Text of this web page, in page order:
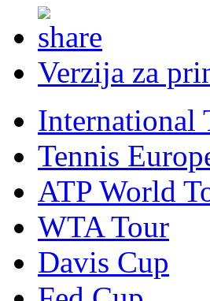
Verzija za
International
Tennis
ATP World
WTA Tour
Davis Cup